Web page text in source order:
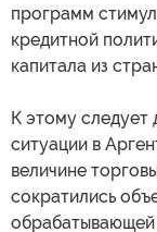
программ
кредитной
капитала из
К этому следует
ситуации в
величине
сократились